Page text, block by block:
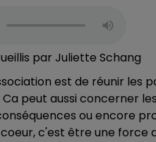
par Juliette Schang
est de réunir les
peut aussi concerner
ou encore
c'est être une force